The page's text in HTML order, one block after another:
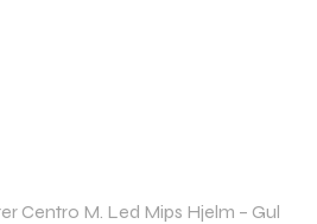
Centro M. Led Mips Hjelm – Gul